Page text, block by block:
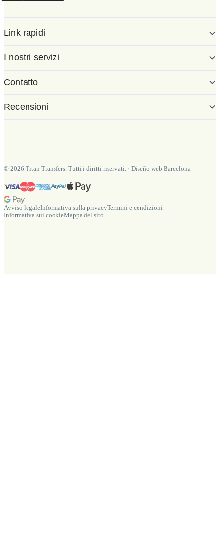
Link rapidi
I nostri servizi
Contatto
Recensioni
© 2026 Titan Transfers. Tutti i diritti riservati. · Diseño web Barcelona
Avviso legaleInformativa sulla privacyTermini e condizioni
Informativa sui cookieMappa del sito